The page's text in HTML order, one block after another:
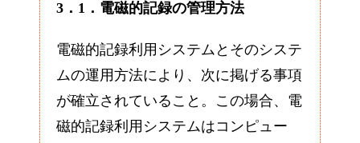
3．1．電磁的記録の管理方法
電磁的記録利用システムとそのシステ
ムの運用方法により、次に掲げる事項
が確立されていること。この場合、電
磁的記録利用システムはコンピュー